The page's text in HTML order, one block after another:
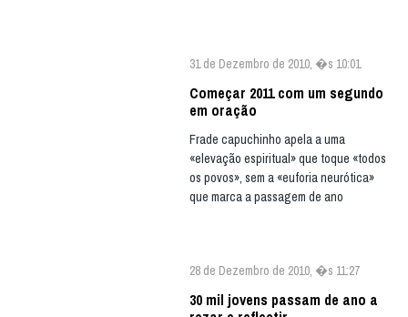
31 de Dezembro de 2010, �s 10:01
Começar 2011 com um segundo
em oração
Frade capuchinho apela a uma
«elevação espiritual» que toque «todos
os povos», sem a «euforia neurótica»
que marca a passagem de ano
28 de Dezembro de 2010, �s 11:27
30 mil jovens passam de ano a